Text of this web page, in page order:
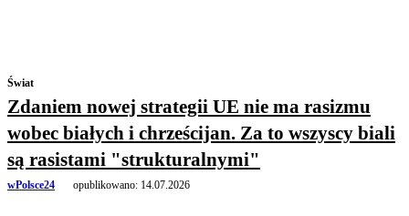
Świat
Zdaniem nowej strategii UE nie ma rasizmu
wobec białych i chrześcijan. Za to wszyscy biali
są rasistami "strukturalnymi"
wPolsce24 opublikowano: 14.07.2026